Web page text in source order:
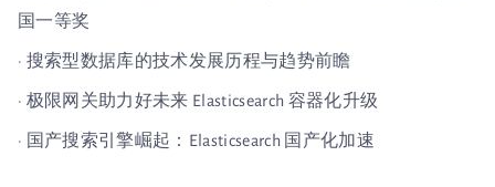
国一等奖
· 搜索型数据库的技术发展历程与趋势前瞻
· 极限网关助力好未来 Elasticsearch 容器化升级
· 国产搜索引擎崛起：Elasticsearch 国产化加速